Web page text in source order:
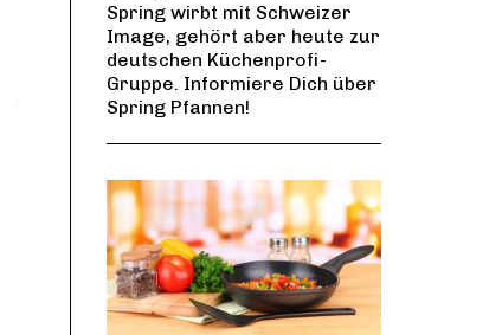
Spring wirbt mit Schweizer
Image, gehört aber heute zur
deutschen Küchenprofi-
Gruppe. Informiere Dich über
Spring Pfannen!